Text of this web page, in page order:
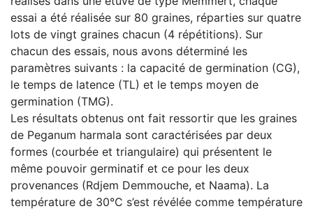
essai a été réalisée sur 80 graines, réparties sur quatre
lots de vingt graines chacun (4 répétitions). Sur
chacun des essais, nous avons déterminé les
paramètres suivants : la capacité de germination (CG),
le temps de latence (TL) et le temps moyen de
germination (TMG).
Les résultats obtenus ont fait ressortir que les graines
de Peganum harmala sont caractérisées par deux
formes (courbée et triangulaire) qui présentent le
même pouvoir germinatif et ce pour les deux
provenances (Rdjem Demmouche, et Naama). La
température de 30°C s’est révélée comme température